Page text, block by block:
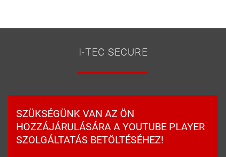
I-TEC SECURE
SZÜKSÉGÜNK VAN AZ ÖN
HOZZÁJÁRULÁSÁRA A YOUTUBE PLAYER
SZOLGÁLTATÁS BETÖLTÉSÉHEZ!